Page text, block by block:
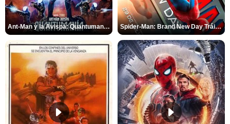
Ant-Man y la Avispa: Quantumanía Tráiler (2) Spider-Man: Brand New Day Tráiler (3)